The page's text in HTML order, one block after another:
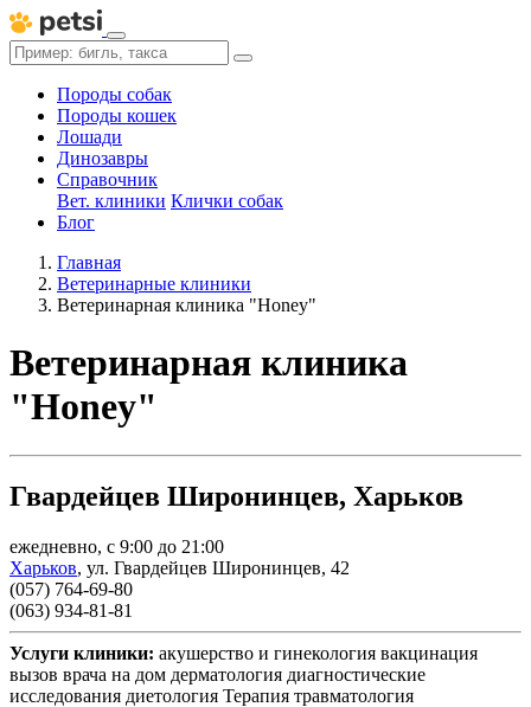
Породы собак
Породы кошек
Лошади
Динозавры
Справочник
Вет. клиники Клички собак
Блог
Главная
Ветеринарные клиники
Ветеринарная клиника "Honey"
Ветеринарная клиника
"Honey"
Гвардейцев Широнинцев, Харьков
ежедневно, с 9:00 до 21:00
Харьков, ул. Гвардейцев Широнинцев, 42
(057) 764-69-80
(063) 934-81-81
Услуги клиники: акушерство и гинекология вакцинация
вызов врача на дом дерматология диагностические
исследования диетология Терапия травматология